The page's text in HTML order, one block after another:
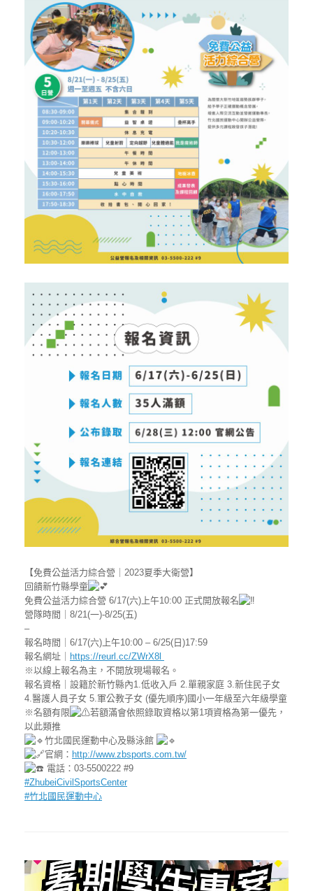
【免費公益活力綜合營｜2023夏季大衛營】
回饋新竹縣學童
免費公益活力綜合營 6/17(六)上午10:00 正式開放報名
營隊時間｜8/21(一)-8/25(五)
–
報名時間｜6/17(六)上午10:00 – 6/25(日)17:59
報名網址｜
https://reurl.cc/ZWrX8l
※以線上報名為主，不開放現場報名。
報名資格｜設籍於新竹縣內1.低收入戶 2.單親家庭 3.新住民子女
4.醫護人員子女 5.軍公教子女 (優先順序)國小一年級至六年級學童
※名額有限
若額滿會依照錄取資格以第1項資格為第一優先，
以此類推
竹北國民運動中心及縣泳館
官網： http://www.zbsports.com.tw/
電話：03-5500222 #9
#ZhubeiCivilSportsCenter
#竹北國民運動中心